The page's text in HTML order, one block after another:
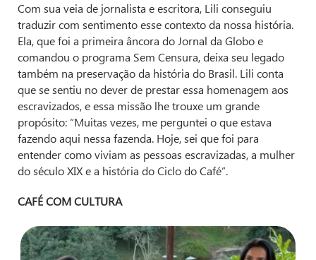
Com sua veia de jornalista e escritora, Lili conseguiu
traduzir com sentimento esse contexto da nossa história.
Ela, que foi a primeira âncora do Jornal da Globo e
comandou o programa Sem Censura, deixa seu legado
também na preservação da história do Brasil. Lili conta
que se sentiu no dever de prestar essa homenagem aos
escravizados, e essa missão lhe trouxe um grande
propósito: “Muitas vezes, me perguntei o que estava
fazendo aqui nessa fazenda. Hoje, sei que foi para
entender como viviam as pessoas escravizadas, a mulher
do século XIX e a história do Ciclo do Café”.
CAFÉ COM CULTURA